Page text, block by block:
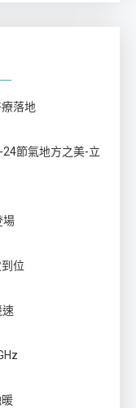
落地
24節氣地方之美-立
場
位
速